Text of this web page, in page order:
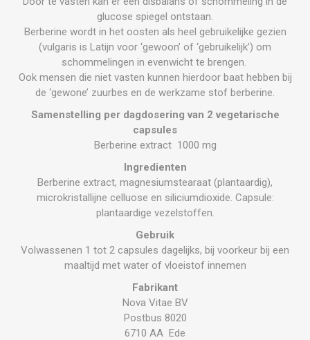
glucose spiegel ontstaan.
Berberine wordt in het oosten als heel gebruikelijke gezien
(vulgaris is Latijn voor ‘gewoon’ of ‘gebruikelijk’) om
schommelingen in evenwicht te brengen.
Ook mensen die niet vasten kunnen hierdoor baat hebben bij
de ‘gewone’ zuurbes en de werkzame stof berberine.
Samenstelling per dagdosering van 2 vegetarische
capsules
Berberine extract 1000 mg
Ingredienten
Berberine extract, magnesiumstearaat (plantaardig),
microkristallijne celluose en siliciumdioxide. Capsule:
plantaardige vezelstoffen.
Gebruik
Volwassenen 1 tot 2 capsules dagelijks, bij voorkeur bij een
maaltijd met water of vloeistof innemen
Fabrikant
Nova Vitae BV
Postbus 8020
6710 AA Ede